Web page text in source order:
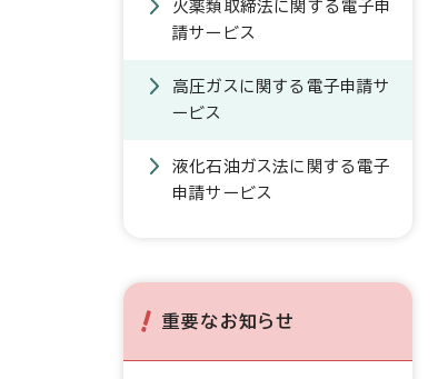
火薬類取締法に関する電子申
請サービス
高圧ガスに関する電子申請サ
ービス
液化石油ガス法に関する電子
申請サービス
重要なお知らせ